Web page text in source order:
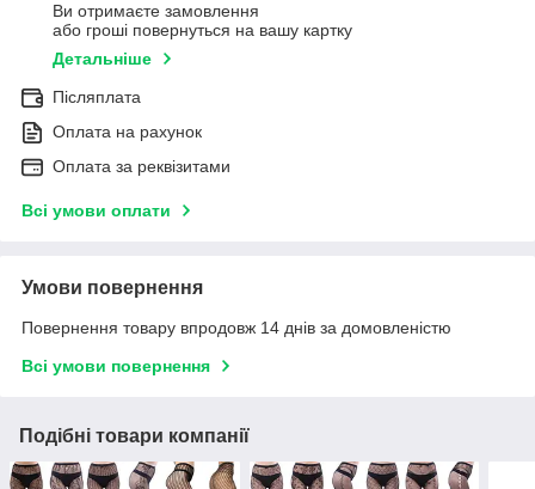
Ви отримаєте замовлення
або гроші повернуться на вашу картку
Детальніше
Післяплата
Оплата на рахунок
Оплата за реквізитами
Всі умови оплати
Умови повернення
Повернення товару впродовж 14 днів за домовленістю
Всі умови повернення
Подібні товари компанії